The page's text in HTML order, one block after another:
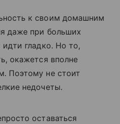
к своим домашним
даже при больших
идти гладко. Но то,
окажется вполне
Поэтому не стоит
недочеты.
оставаться